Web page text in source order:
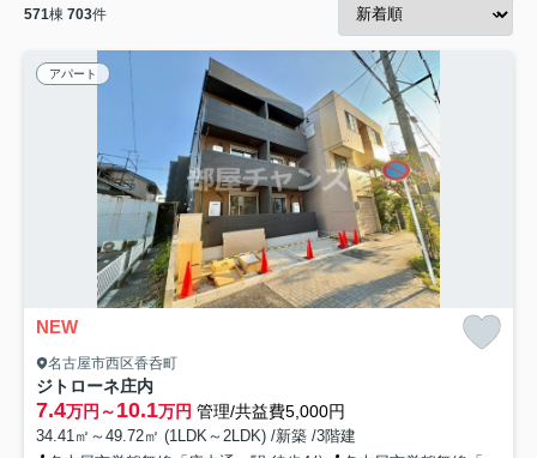
571棟 703件
アパート
NEW
名古屋市西区香呑町
ジトローネ庄内
7.4万円～10.1万円 管理/共益費5,000円
34.41㎡～49.72㎡ (1LDK～2LDK) /新築 /3階建